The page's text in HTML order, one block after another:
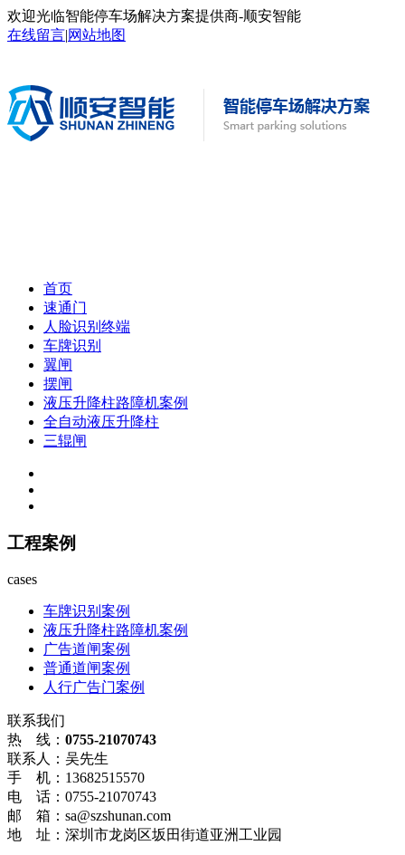
欢迎光临智能停车场解决方案提供商-顺安智能
在线留言|网站地图
首页
速通门
人脸识别终端
车牌识别
翼闸
摆闸
液压升降柱路障机案例
全自动液压升降柱
三辊闸
工程案例
cases
车牌识别案例
液压升降柱路障机案例
广告道闸案例
普通道闸案例
人行广告门案例
联系我们
热 线： 0755-21070743
联系人：吴先生
手 机：13682515570
电 话：0755-21070743
邮 箱：sa@szshunan.com
地 址：深圳市龙岗区坂田街道亚洲工业园